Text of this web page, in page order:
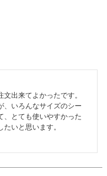
出来てよかったです。
、いろんなサイズのシー
、とても使いやすかった
いと思います。